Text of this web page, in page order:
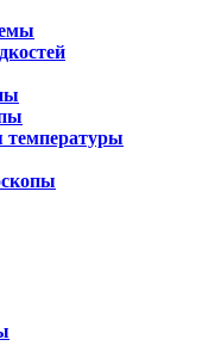
температуры